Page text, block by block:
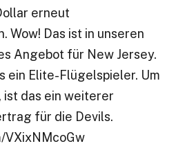
erneut
Wow! Das ist in unseren
Angebot für New Jersey.
ein Elite-Flügelspieler. Um
ist das ein weiterer
für die Devils.
VXixNMcoGw